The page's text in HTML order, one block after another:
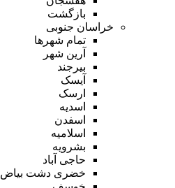
بازگشت
خراسان جنوبی
تمام شهر‌ها
آرین شهر
بیرجند
آیسک
ارسک
اسدیه
اسفدن
اسلامیه
بشرویه
حاجی آباد
خضری دشت بیاض